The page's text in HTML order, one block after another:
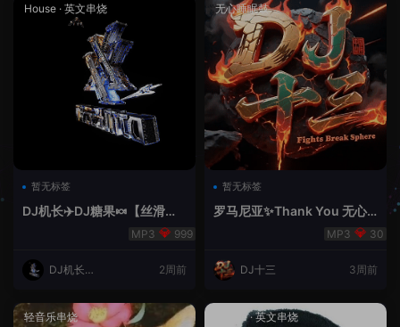
House · 英文串烧
暂无标签
DJ机长✈️DJ糖果🍬【丝滑之
夜5】House摇摆节奏✈️纯净999
DJ机长云
2周前
无心睡眠鼓
暂无标签
罗马尼亚✨Thank You 无心
30
DJ十三 3周前
轻音乐串烧 House·英文串烧